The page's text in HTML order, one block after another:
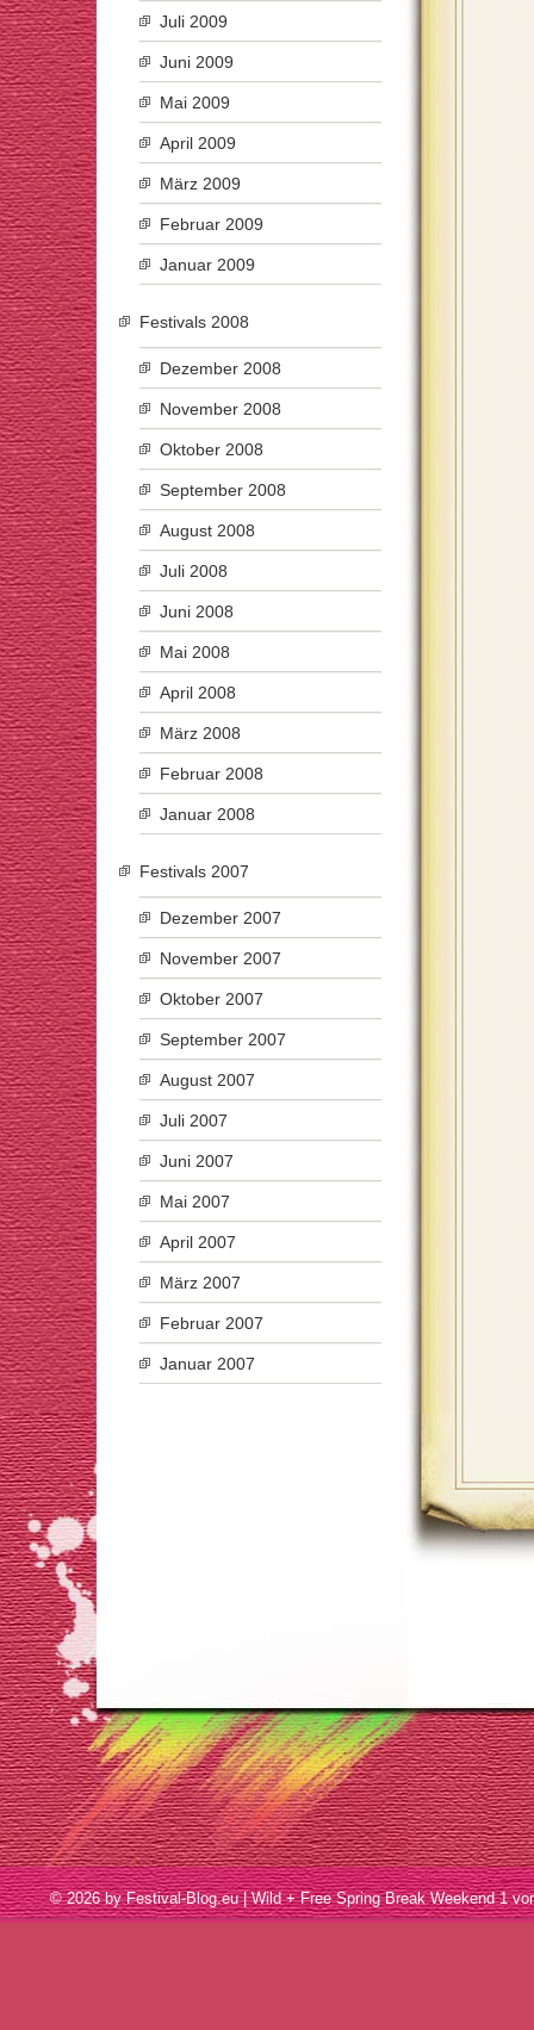
Juli 2009
Juni 2009
Mai 2009
April 2009
März 2009
Februar 2009
Januar 2009
Festivals 2008
Dezember 2008
November 2008
Oktober 2008
September 2008
August 2008
Juli 2008
Juni 2008
Mai 2008
April 2008
März 2008
Februar 2008
Januar 2008
Festivals 2007
Dezember 2007
November 2007
Oktober 2007
September 2007
August 2007
Juli 2007
Juni 2007
Mai 2007
April 2007
März 2007
Februar 2007
Januar 2007
© 2026 by Festival-Blog.eu | Wild + Free Spring Break Weekend 1